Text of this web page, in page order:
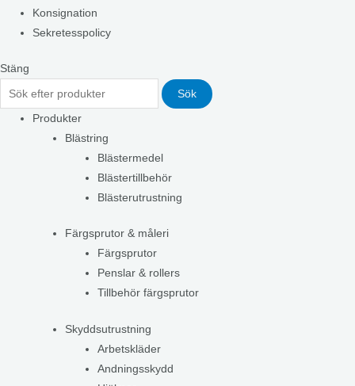
Konsignation
Sekretesspolicy
Stäng
Sök
Produkter
Blästring
Blästermedel
Blästertillbehör
Blästerutrustning
Färgsprutor & måleri
Färgsprutor
Penslar & rollers
Tillbehör färgsprutor
Skyddsutrustning
Arbetskläder
Andningsskydd